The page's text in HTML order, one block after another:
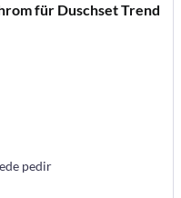
für Duschset Trend
pedir